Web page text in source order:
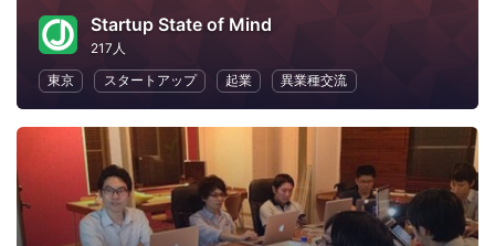
Startup State of Mind
217人
東京
スタートアップ 起業 異業種交流